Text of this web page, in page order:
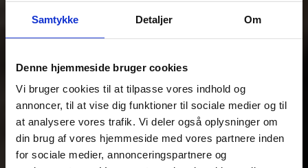
Samtykke Detaljer Om
Denne hjemmeside bruger cookies
Vi bruger cookies til at tilpasse vores indhold og
annoncer, til at vise dig funktioner til sociale medier og til
at analysere vores trafik. Vi deler også oplysninger om
din brug af vores hjemmeside med vores partnere inden
for sociale medier, annonceringspartnere og